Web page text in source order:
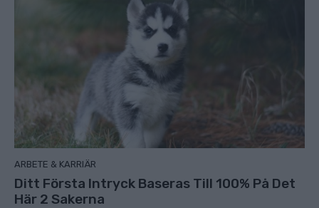
ARBETE & KARRIÄR
Ditt Första Intryck Baseras Till 100% På Det
Här 2 Sakerna